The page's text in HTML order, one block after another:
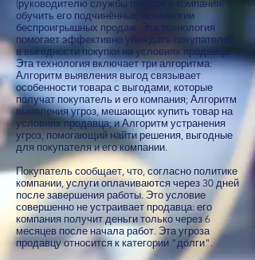
(руководителю службы продаж в компании)
обучить его подчинённых технологии
беспроигрышных продаж. Эта технология
помогает эффективно убеждать покупателей
в выгодности покупки на условиях продавца.
Эта технология включает три алгоритма:
Алгоритм выявления выгод связывает
особенности товара с выгодами, которые
получат покупатель и его компания; Алгоритм
выявления угроз, мешающих купить товар на
условиях продавца; и Алгоритм устранения
угроз, помогающий найти решения, выгодные
для покупателя и его компании.
Покупатель сообщает, что, согласно политике
компании, услуги оплачиваются через 30 дней
после завершения работы. Это условие
совершенно не устраивает продавца: его
компания получит деньги только через 6
месяцев после начала работ. Эта угроза
продавцу относится к категории "долги".